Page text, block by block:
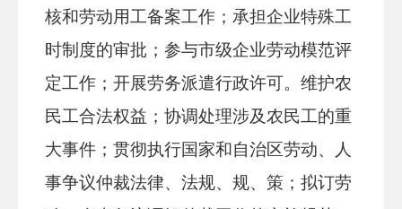
核和劳动用工备案工作；承担企业特殊工
时制度的审批；参与市级企业劳动模范评
定工作；开展劳务派遣行政许可。维护农
民工合法权益；协调处理涉及农民工的重
大事件；贯彻执行国家和自治区劳动、人
事争议仲裁法律、法规、规、策；拟订劳